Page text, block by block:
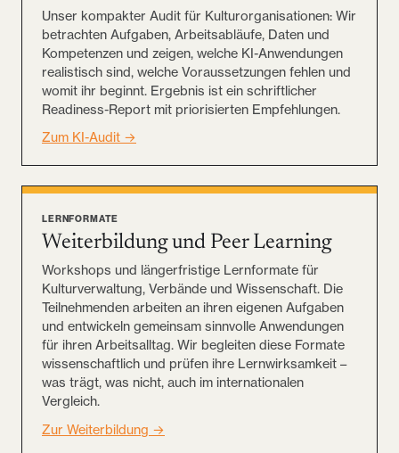
Unser kompakter Audit für Kulturorganisationen: Wir
betrachten Aufgaben, Arbeitsabläufe, Daten und
Kompetenzen und zeigen, welche KI-Anwendungen
realistisch sind, welche Voraussetzungen fehlen und
womit ihr beginnt. Ergebnis ist ein schriftlicher
Readiness-Report mit priorisierten Empfehlungen.
Zum KI-Audit →
LERNFORMATE
Weiterbildung und Peer Learning
Workshops und längerfristige Lernformate für
Kulturverwaltung, Verbände und Wissenschaft. Die
Teilnehmenden arbeiten an ihren eigenen Aufgaben
und entwickeln gemeinsam sinnvolle Anwendungen
für ihren Arbeitsalltag. Wir begleiten diese Formate
wissenschaftlich und prüfen ihre Lernwirksamkeit –
was trägt, was nicht, auch im internationalen
Vergleich.
Zur Weiterbildung →